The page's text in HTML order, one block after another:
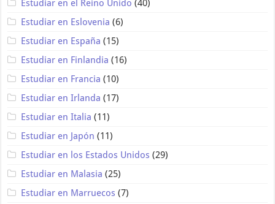
Estudiar en el Reino Unido (40)
Estudiar en Eslovenia (6)
Estudiar en España (15)
Estudiar en Finlandia (16)
Estudiar en Francia (10)
Estudiar en Irlanda (17)
Estudiar en Italia (11)
Estudiar en Japón (11)
Estudiar en los Estados Unidos (29)
Estudiar en Malasia (25)
Estudiar en Marruecos (7)